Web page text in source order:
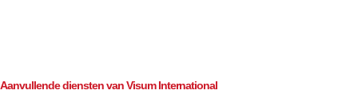
Aanvullende diensten van Visum International